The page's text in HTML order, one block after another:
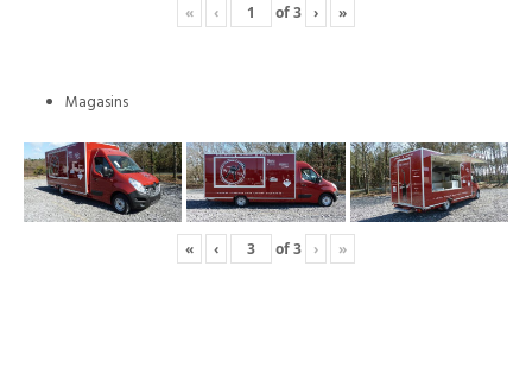
« ‹ of3 › »
Magasins
« ‹ of3 › »